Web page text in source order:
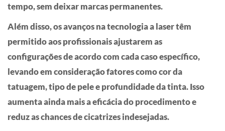
tempo, sem deixar marcas permanentes.
Além disso, os avanços na tecnologia a laser têm
permitido aos profissionais ajustarem as
configurações de acordo com cada caso específico,
levando em consideração fatores como cor da
tatuagem, tipo de pele e profundidade da tinta. Isso
aumenta ainda mais a eficácia do procedimento e
reduz as chances de cicatrizes indesejadas.